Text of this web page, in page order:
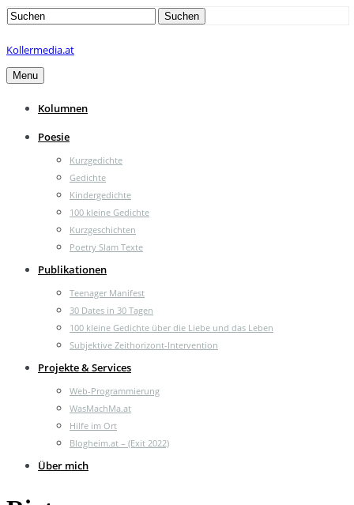
Search
Suchen
Kollermedia.at
Menu
Kolumnen
Poesie
Kurzgedichte
Gedichte
Kindergedichte
100 kleine Gedichte
Kurzgeschichten
Poetry Slam Texte
Publikationen
Teenager Manifest
30 Dates in 30 Tagen
100 kleine Gedichte über die Liebe und das Leben
Subjektive Zeithorizont-Intervention
Projekte & Services
Web-Programmierung
WasMachMa.at
Hilfe im Ort
Blogheim.at – (Exit 2022)
Über mich